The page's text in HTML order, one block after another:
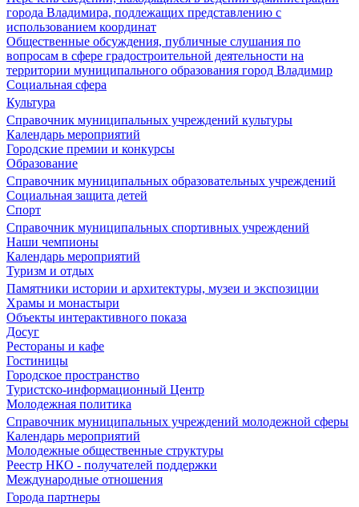
города Владимира, подлежащих представлению с
использованием координат
Общественные обсуждения, публичные слушания по
вопросам в сфере градостроительной деятельности на
территории муниципального образования город Владимир
Социальная сфера
Культура
Справочник муниципальных учреждений культуры
Календарь мероприятий
Городские премии и конкурсы
Образование
Справочник муниципальных образовательных учреждений
Социальная защита детей
Спорт
Справочник муниципальных спортивных учреждений
Наши чемпионы
Календарь мероприятий
Туризм и отдых
Памятники истории и архитектуры, музеи и экспозиции
Храмы и монастыри
Объекты интерактивного показа
Досуг
Рестораны и кафе
Гостиницы
Городское пространство
Туристско-информационный Центр
Молодежная политика
Справочник муниципальных учреждений молодежной сферы
Календарь мероприятий
Молодежные общественные структуры
Реестр НКО - получателей поддержки
Международные отношения
Города партнеры